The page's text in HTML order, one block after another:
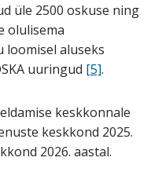
üle 2500 oskuse ning
olulisema
loomisel aluseks
uuringud [5].
keskkonnale
keskkond 2025.
2026. aastal.